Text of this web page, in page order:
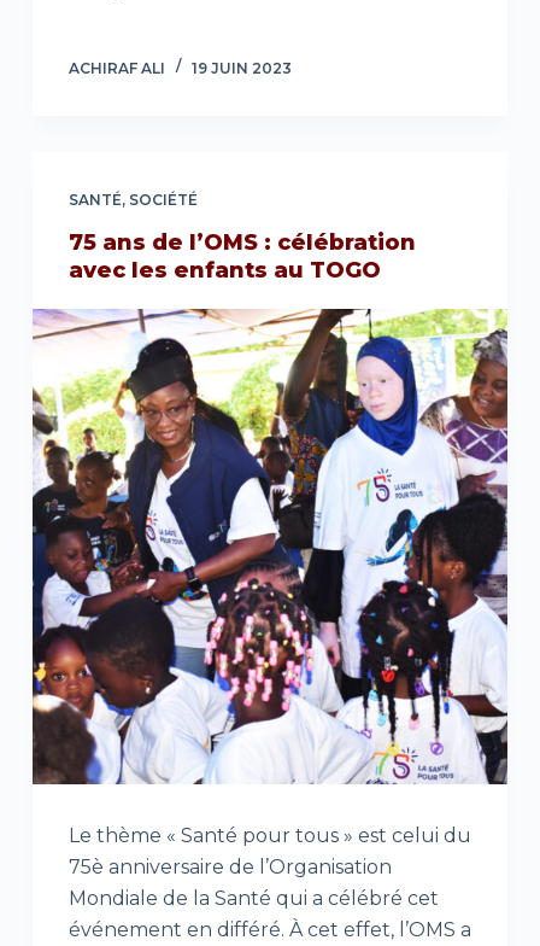
ACHIRAF ALI 19 JUIN 2023
SANTÉ, SOCIÉTÉ
75 ans de l’OMS : célébration
avec les enfants au TOGO
Le thème « Santé pour tous » est celui du
75è anniversaire de l’Organisation
Mondiale de la Santé qui a célébré cet
événement en différé. À cet effet, l’OMS a